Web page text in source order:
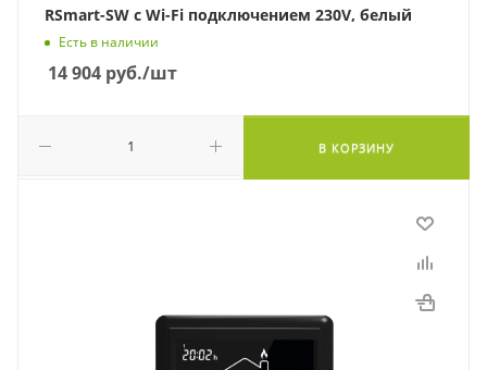
RSmart-SW с Wi-Fi подключением 230V, белый
Есть в наличии
14 904 руб./шт
В КОРЗИНУ